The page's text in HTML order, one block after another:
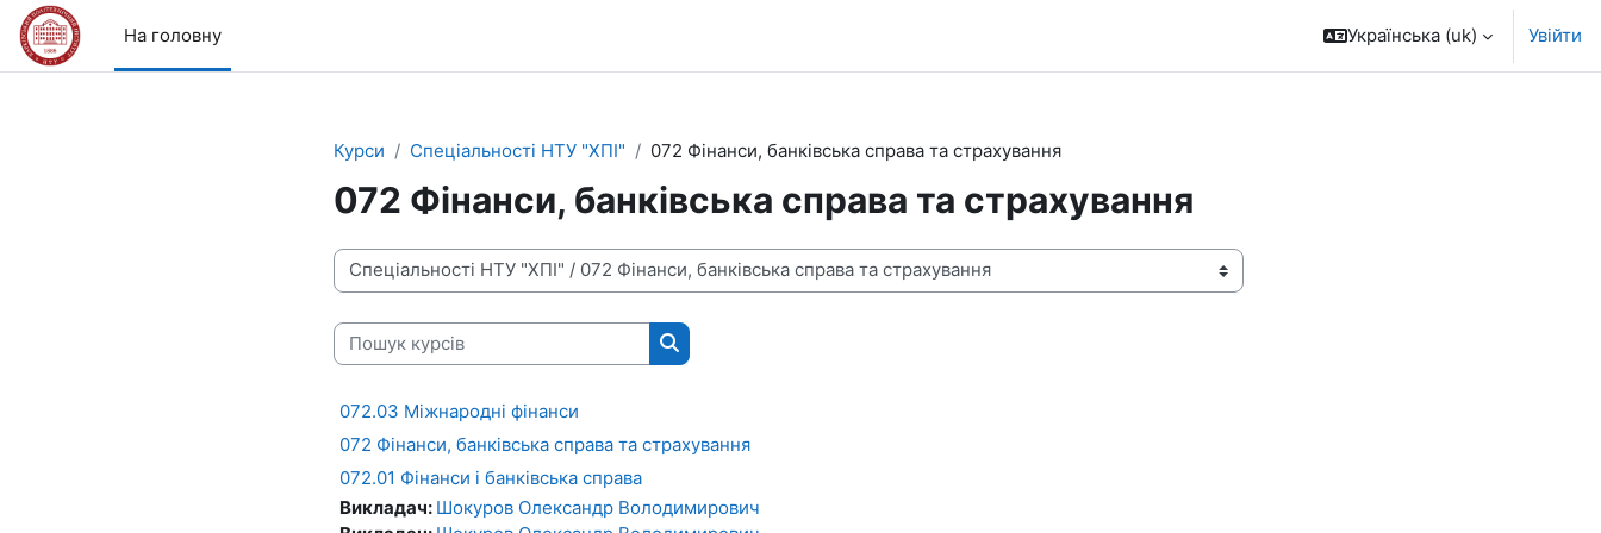
Перейти до головного вмісту
На головну
Українська ‎(uk)‎ Увійти
Курси Спеціальності НТУ "ХПІ" 072 Фінанси, банківська справа та страхування
072 Фінанси, банківська справа та страхування
Категорії курсів
Пошук курсів
Пошук курсів
072.03 Міжнародні фінанси
072 Фінанси, банківська справа та страхування
072.01 Фінанси і банківська справа
Викладач: Шокуров Олександр Володимирович